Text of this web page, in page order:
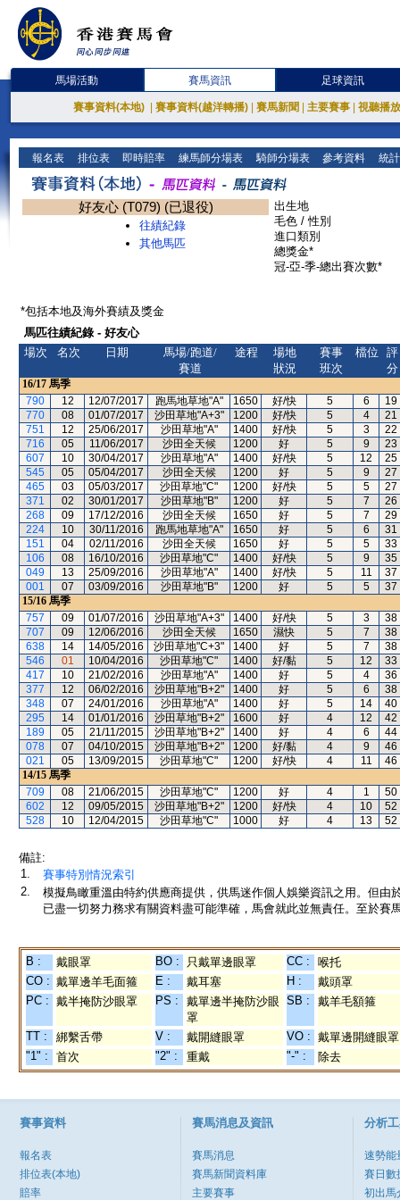
馬場活動 賽馬資訊 足球資訊
賽事資料(本地) 賽事資料(越洋轉播) 賽馬新聞 主要賽事 視聽播
報名表 排位表 即時賠率 練馬師分場表 騎師分場表 參考資料 統
好友心 (T079) (已退役)
往績紀錄
其他馬匹
出生地
毛色 / 性別
進口類別
總獎金*
冠-亞-季-總出賽次數*
*包括本地及海外賽績及獎金
馬匹往績紀錄 - 好友心
場次
名次 日期
馬場/跑道/
賽道
途程
場地
狀況
賽事
班次
檔位
評
分
16/17 馬季
790
12 12/07/2017 跑馬地草地"A" 1650 好/快 5 6
19
770
08 01/07/2017 沙田草地"A+3" 1200 好/快 5 4
21
751
12 25/06/2017 沙田草地"A" 1400 好/快 5 3
22
716
05 11/06/2017 沙田全天候 1200 好 5 9
23
607
10 30/04/2017 沙田草地"A" 1400 好/快 5 12
25
545
05 05/04/2017 沙田全天候 1200 好 5 9
27
465
03 05/03/2017 沙田草地"C" 1200 好/快 5 5
27
371
02 30/01/2017 沙田草地"B" 1200 好 5 7
26
268
09 17/12/2016 沙田全天候 1650 好 5 7
29
224
10 30/11/2016 跑馬地草地"A" 1650 好 5 6
31
151
04 02/11/2016 沙田全天候 1650 好 5 5
33
106
08 16/10/2016 沙田草地"C" 1400 好/快 5 9
35
049
13 25/09/2016 沙田草地"A" 1400 好/快 5 11
37
001
07 03/09/2016 沙田草地"B" 1200 好 5 5
37
15/16 馬季
757
09 01/07/2016 沙田草地"A+3" 1400 好/快 5 3
38
707
09 12/06/2016 沙田全天候 1650 濕快 5 7
38
638
14 14/05/2016 沙田草地"C+3" 1400 好 5 7
38
546
01 10/04/2016 沙田草地"C" 1400 好/黏 5 12
33
417
10 21/02/2016 沙田草地"A" 1400 好 5 4
36
377
12 06/02/2016 沙田草地"B+2" 1400 好 5 6
38
348
07 24/01/2016 沙田草地"A" 1400 好 5 14
40
295
14 01/01/2016 沙田草地"B+2" 1600 好 4 12
42
189
05 21/11/2015 沙田草地"B+2" 1400 好 4 6
44
078
07 04/10/2015 沙田草地"B+2" 1200 好/黏 4 9
46
021
05 13/09/2015 沙田草地"C" 1200 好/快 4 11
46
14/15 馬季
709
08 21/06/2015 沙田草地"C" 1200 好 4 1
50
602
12 09/05/2015 沙田草地"B+2" 1200 好/快 4 10
52
528
10 12/04/2015 沙田草地"C" 1000 好 4 13 52
備註:
1.
賽事特別情況索引
2.
模擬鳥瞰重溫由特約供應商提供，供馬迷作個人娛樂資訊之用。但
已盡一切努力務求有關資料盡可能準確，馬會就此並無責任。至於賽
B : 戴眼罩 BO : 只戴單邊眼罩 CC :
喉托
CO : 戴單邊羊毛面箍 E : 戴耳塞 H :
戴頭罩
PC : 戴半掩防沙眼罩 PS :
戴單邊半掩防沙眼
罩
SB : 戴羊毛額箍
TT : 綁繫舌帶 V : 戴開縫眼罩 VO : 戴單邊開縫眼罩
"1" :
首次 "2" : 重戴 "-" : 除去
賽事資料
報名表
排位表(本地)
賠率
賽馬消息及資訊
賽馬消息
賽馬新聞資料庫
主要賽事
分析
速勢能
賽日數
初出馬